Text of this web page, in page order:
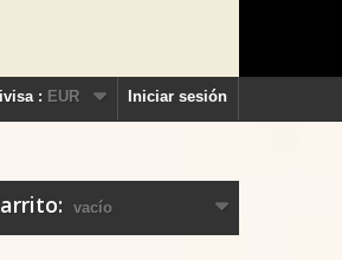
Iniciar sesión
: EUR
vacío